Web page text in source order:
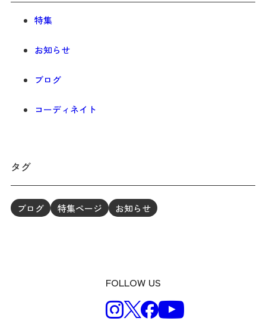
特集
お知らせ
ブログ
コーディネイト
タグ
ブログ 特集ページ お知らせ
FOLLOW US